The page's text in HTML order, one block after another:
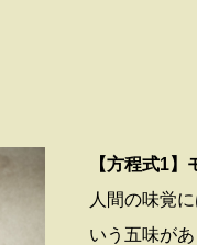
【方程式1
人間の味覚
いう五味が